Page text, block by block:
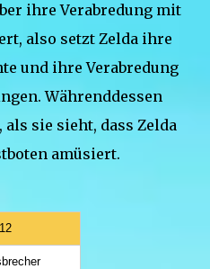
ihre Verabredung mit
also setzt Zelda ihre
und ihre Verabredung
Währenddessen
sie sieht, dass Zelda
amüsiert.